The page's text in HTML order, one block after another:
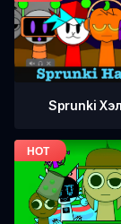
Sprunki